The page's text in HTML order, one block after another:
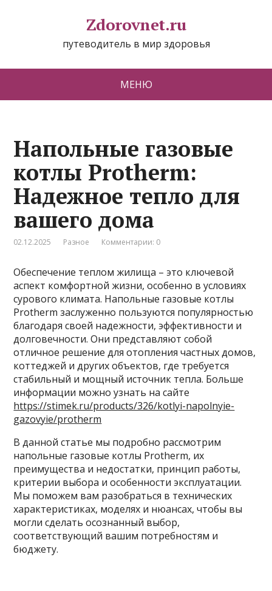
Zdorovnet.ru
путеводитель в мир здоровья
МЕНЮ
Напольные газовые
котлы Protherm:
Надежное тепло для
вашего дома
02.12.2025 Разное Комментарии: 0
Обеспечение теплом жилища – это ключевой
аспект комфортной жизни, особенно в условиях
сурового климата. Напольные газовые котлы
Protherm заслуженно пользуются популярностью
благодаря своей надежности, эффективности и
долговечности. Они представляют собой
отличное решение для отопления частных домов,
коттеджей и других объектов, где требуется
стабильный и мощный источник тепла. Больше
информации можно узнать на сайте
https://stimek.ru/products/326/kotlyi-napolnyie-
gazovyie/protherm
В данной статье мы подробно рассмотрим
напольные газовые котлы Protherm, их
преимущества и недостатки, принцип работы,
критерии выбора и особенности эксплуатации.
Мы поможем вам разобраться в технических
характеристиках, моделях и нюансах, чтобы вы
могли сделать осознанный выбор,
соответствующий вашим потребностям и
бюджету.